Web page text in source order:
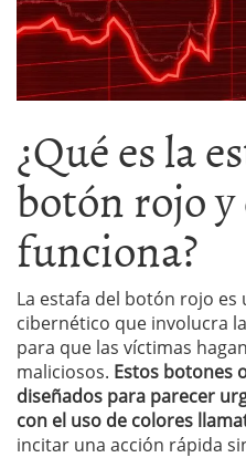
¿Qué es la
botón rojo
funciona?
La estafa del botón rojo es
cibernético que involucra
para que las víctimas
maliciosos. Estos botones
diseñados para parecer
con el uso de colores
incitar una acción rápida